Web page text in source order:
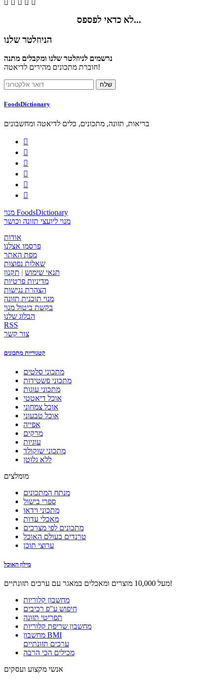
    
לא כדאי לפספס...
הניוזלטר שלנו
נרשמים לניוזלטר שלנו ומקבלים מתנה
חוברת מתכונים מהירים לדיאטה!
FoodsDictionary
בריאות, תזונה, מתכונים, כלים לדיאטה ומחשבונים






מנוי FoodsDictionary
מנוי ליועצי תזונה וכושר
אודות
פרסמו אצלנו
מפת האתר
שאלות נפוצות
תנאי שימוש | תקנון
מדיניות פרטיות
הצהרת נגישות
מנוי תוכנית תזונה
בקשת ביטול מנוי
הבלוג שלנו
RSS
צור קשר
קטגוריות מתכונים
מתכוני סלטים
מתכוני פשטידות
מתכוני עוגות
אוכל דיאטטי
אוכל צמחוני
אוכל טבעוני
אפייה
מרקים
עוגיות
מתכוני שוקולד
ללא גלוטן
מומלצים
מנתח המתכונים
ספרי בישול
מתכוני וידאו
מאכלי עדות
מתכונים לפי מצרכים
טרנדים בעולם האוכל
ערוצי תוכן
מילון האוכל
מעל 10,000 מוצרים ומאכלים במאגר עם ערכים תזונתיים!
מחשבון קלוריות
חיפוש ע"פ רכיבים
תפריטי תזונה
מחשבון שריפת קלוריות
מחשבון BMI
ערכים תזונתיים
מכילים הכי הרבה
אנשי מקצוע ועסקים